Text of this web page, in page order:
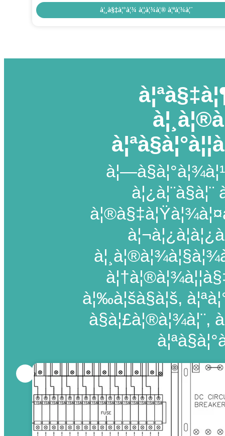
à¦¬à§ˆà¦¦à§à¦¯à§à¦¤à¦¿à¦• à¦¸à¦°à¦žà§à¦œà¦¾à¦®
à¦§à¦¾à¦¤à§ à¦˜à§‡à¦° à¦®à¦§à§à¦¯à¦®
à¦¸à§‡à¦°à¦¾ à¦¦à¦¾à¦® à¦ªà¦¾à¦¨
à¦‰à¦šà§à¦š,
à§à¦£à¦®à¦¾à¦¨,